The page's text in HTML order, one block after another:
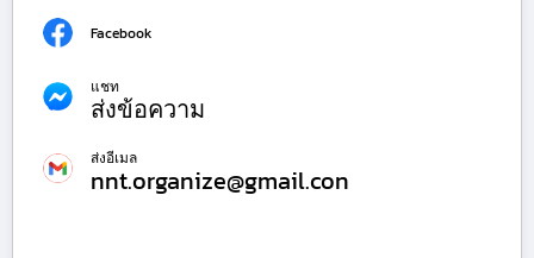
Facebook
แชท
ส่งข้อความ
ส่งอีเมล
nnt.organize@gmail.con